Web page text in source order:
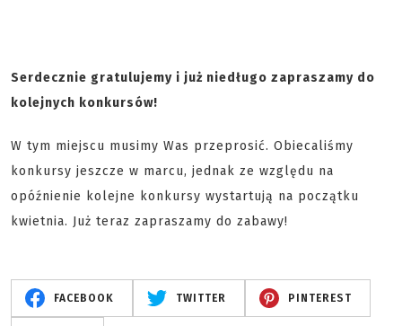
Serdecznie gratulujemy i już niedługo zapraszamy do
kolejnych konkursów!
W tym miejscu musimy Was przeprosić. Obiecaliśmy
konkursy jeszcze w marcu, jednak ze względu na
opóźnienie kolejne konkursy wystartują na początku
kwietnia. Już teraz zapraszamy do zabawy!
FACEBOOK TWITTER PINTEREST